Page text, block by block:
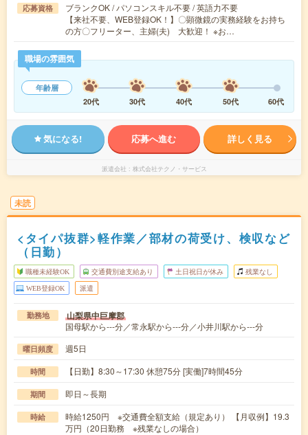
応募資格
ブランクOK / パソコンスキル不要 / 英語力不要
【来社不要、WEB登録OK！】〇顕微鏡の実務経験をお持ち
の方〇フリーター、主婦(夫) 大歓迎！ ※お…
職場の雰囲気
年齢層
20代
30代 40代 50代 60代
気になる! 応募へ進む 詳しく見る
派遣会社 株式会社テクノ・サービス
未読
<タイパ抜群>軽作業／部材の荷受け、検収など
（日勤）
職種未経験OK 交通費別途支給あり 土日祝日が休み 残業なし
WEB登録OK 派遣
勤務地 山梨県中巨摩郡
国母駅から---分／常永駅から---分／小井川駅から---分
曜日頻度 週5日
時間 【日勤】8:30～17:30 休憩75分 [実働]7時間45分
期間 即日～長期
時給
時給1250円 ※交通費全額支給（規定あり） 【月収例】19.3
万円（20日勤務 ※残業なしの場合）